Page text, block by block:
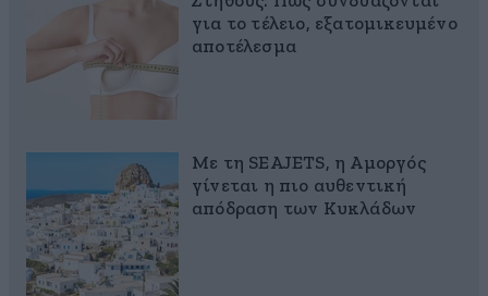
για το τέλειο, εξατομικευμένο
αποτέλεσμα
Με τη SEAJETS, η Αμοργός
γίνεται η πιο αυθεντική
απόδραση των Κυκλάδων